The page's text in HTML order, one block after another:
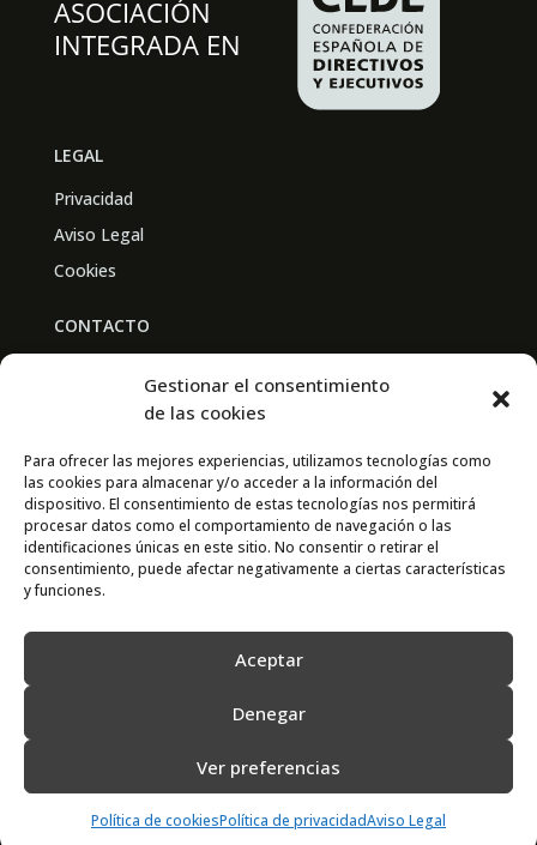
Gestionar el consentimiento
de las cookies
Para ofrecer las mejores experiencias, utilizamos tecnologías como
las cookies para almacenar y/o acceder a la información del
dispositivo. El consentimiento de estas tecnologías nos permitirá
procesar datos como el comportamiento de navegación o las
identificaciones únicas en este sitio. No consentir o retirar el
consentimiento, puede afectar negativamente a ciertas características
y funciones.
Aceptar
Denegar
Ver preferencias
Política de cookiesPolítica de privacidadAviso Legal
LEGAL
Privacidad
Aviso Legal
Cookies
CONTACTO
Av. Real Academia de Medicina
CONTACTO
667 841 238
info@adimur.es
2022 © Adimur · Asociación de Directivos de la Región de Murcia. Diseñada
porN7